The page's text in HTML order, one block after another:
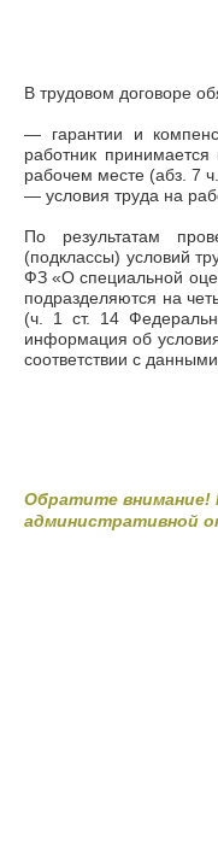
В трудовом договоре
― гарантии и
работник
рабочем месте (абз. 7
― условия труда на
По результатам
(подклассы) условий
ФЗ «О специальной
подразделяются на
(ч. 1 ст. 14
информация об
соответствии с
Обратите внимание!
административной